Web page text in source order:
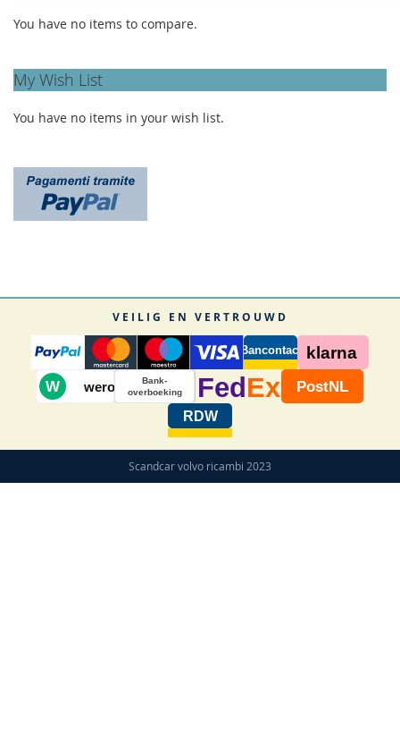
You have no items to compare.
My Wish List
You have no items in your wish list.
VEILIG EN VERTROUWD
Bancontact klarna
W wero
Bank-
overboeking
Fed Ex PostNL
RDW
Scandcar volvo ricambi 2023